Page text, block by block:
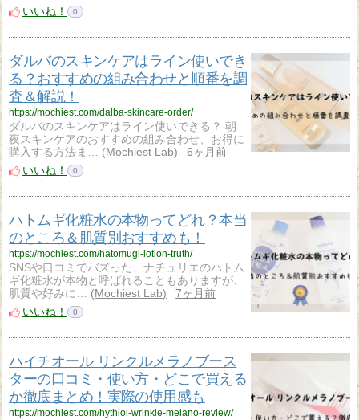
いいね！
0
ダルバのスキンケアはライン使いでき
る？おすすめの組み合わせと順番を調
査＆解説！
https://mochiest.com/dalba-skincare-order/
ダルバのスキンケアはライン使いできる？ 朝
夜スキンケアのおすすめの組み合わせ、お得に
購入する方法ま…
Mochiest Lab
6ヶ月前
いいね！
0
ハトムギ化粧水の本物ってどれ？本当
のところ＆肌質別おすすめも！
https://mochiest.com/hatomugi-lotion-truth/
SNSや口コミでバズった、ナチュリエのハトム
ギ化粧水が本物と呼ばれることもありますが、
肌質や好みに…
Mochiest Lab
7ヶ月前
いいね！
0
ハイチオール リンクルメラノブース
ターの口コミ・使い方・どこで買える
か徹底まとめ！実際の使用感も
https://mochiest.com/hythiol-wrinkle-melano-review/